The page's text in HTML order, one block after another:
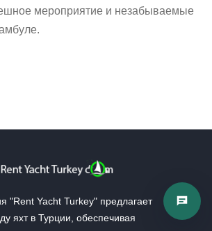
мероприятие и незабываемые
"Rent Yacht Turkey" предлагает
яхт в Турции, обеспечивая